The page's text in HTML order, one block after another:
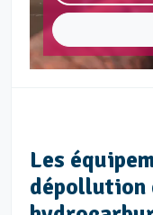
Les
dépollution